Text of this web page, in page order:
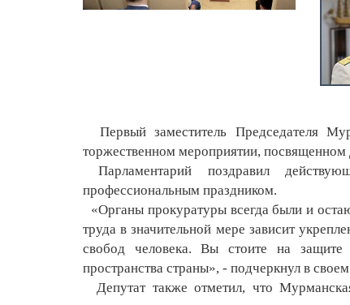
Первый заместитель Председателя
торжественном мероприятии,
Парламентарий поздравил
профессиональным праздником.
«Органы прокуратуры всегда были и
труда в значительной мере зависит
свобод человека. Вы стоите на защите
пространства страны», - подчеркнул в
Депутат также отметил, что